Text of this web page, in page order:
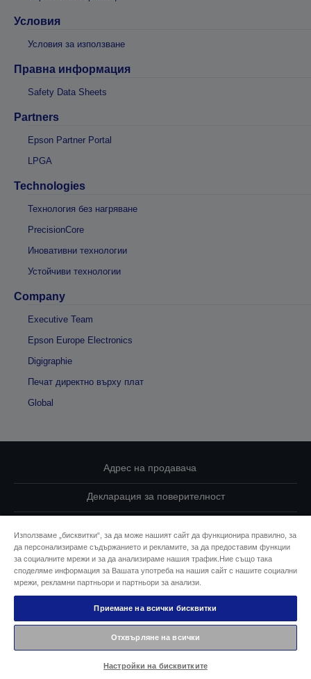
Условия
Условия за използване
Правна информация
Safety Data Sheets
Partners
Epson Partner Portal
LPGA
Technologies
Технология без нагряване
PrecisionCore
Иновативни технологии
Устойчиви технологии
Company
Executive Team
Epson Europe Electronics
Digigraphie
Печат директно върху плат
Global
Адрес на продавача
Декларация за поверителност
Свържете се с нас за Вашите данни
Информация за бисквитките
Ангажимент за достъпност на Epson
© 2026 Seiko Epson
Използваме „бисквитки“, за да може нашият сайт да функционира правилно, за
да персонализираме съдържанието и рекламите, за да предоставим функции
за социалните мрежи и за да анализираме нашия трафик.Ние също така
споделяме информация за Вашата употреба на нашия сайт с нашите социални
мрежи, рекламни партньори и партньори за анализи.
Приемане на всички бисквитки
Отхвърляне на всички
Настройки на бисквитките